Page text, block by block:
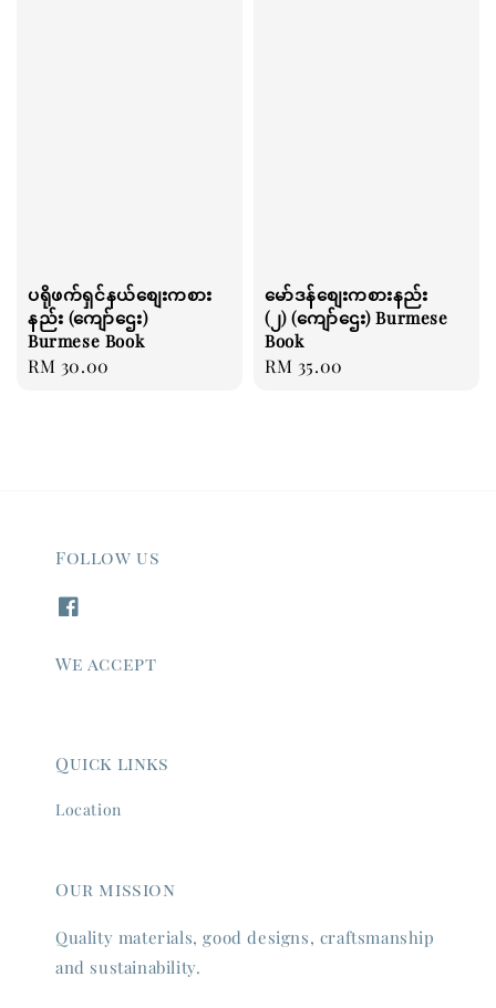
ပရိုဖက်ရှင်နယ်စျေးကစား
နည်း (ကျော်ဌေး)
Burmese Book
Regular
RM 30.00
မော်ဒန်စျေးကစားနည်း
(၂) (ကျော်ဌေး) Burmese
Book
Regular
RM 35.00
Follow us
We accept
Quick links
Location
Our mission
Quality materials, good designs, craftsmanship
and sustainability.